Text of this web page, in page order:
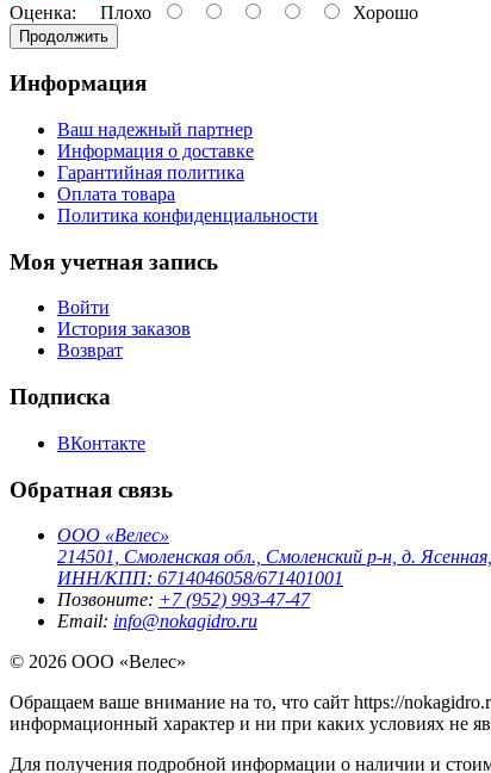
Оценка: Плохо Хорошо
Продолжить
Информация
Ваш надежный партнер
Информация о доставке
Гарантийная политика
Оплата товара
Политика конфиденциальности
Моя учетная запись
Войти
История заказов
Возврат
Подписка
ВКонтакте
Обратная связь
ООО «Велес»
214501, Смоленская обл., Смоленский р-н, д.
ИНН/КПП: 6714046058/671401001
Позвоните: +7 (952) 993-47-47
Email: info@nokagidro.ru
© 2026 ООО «Велес»
Обращаем ваше внимание на то, что сайт https://
информационный характер и ни при каких условиях не
Для получения подробной информации о наличии и